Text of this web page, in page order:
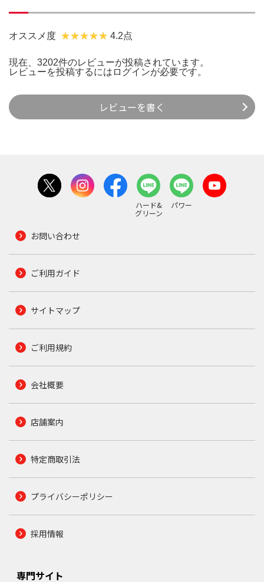
オススメ度 4.2点
現在、3202件のレビューが投稿されています。
レビューを投稿するには ログインが必要です。
レビューを書く
ハード&
グリーン
パワー
お問い合わせ
ご利用ガイド
サイトマップ
ご利用規約
会社概要
店舗案内
特定商取引法
プライバシーポリシー
採用情報
専門サイト